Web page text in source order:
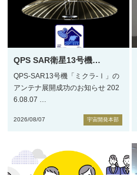
QPS SAR衛星13号機…
QPS-SAR13号機「ミクラ-Ⅰ」の
アンテナ展開成功のお知らせ 202
6.08.07 …
2026/08/07 宇宙開発本部